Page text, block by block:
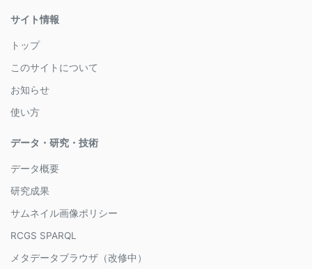
サイト情報
トップ
このサイトについて
お知らせ
使い方
データ・研究・技術
データ概要
研究成果
サムネイル画像ポリシー
RCGS SPARQL
メタデータブラウザ（改修中）